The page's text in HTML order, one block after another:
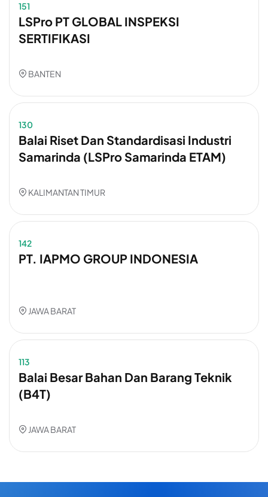
151
LSPro PT GLOBAL INSPEKSI
SERTIFIKASI
BANTEN
130
Balai Riset Dan Standardisasi Industri
Samarinda (LSPro Samarinda ETAM)
KALIMANTAN TIMUR
142
PT. IAPMO GROUP INDONESIA
JAWA BARAT
113
Balai Besar Bahan Dan Barang Teknik
(B4T)
JAWA BARAT